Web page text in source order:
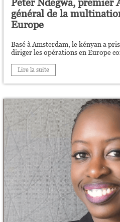
Peter Ndegwa, premier
général de la
Europe
Basé à Amsterdam, le kényan a
diriger les opérations en Europe
Lire la suite